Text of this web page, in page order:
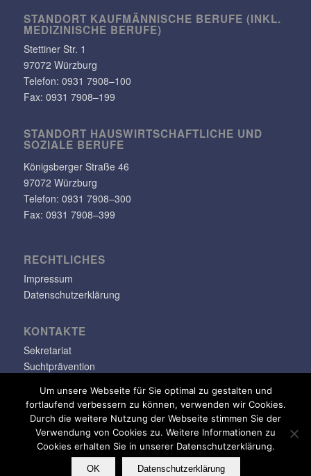
STANDORT KAUF­MÄN­NI­SCHE BERUFE (INKL.
MEDI­ZI­NI­SCHE BERUFE)
Stet­tiner Str. 1
97072 Würzburg
Telefon: 0931 7908–100
Fax: 0931 7908–199
STANDORT HAUS­WIRT­SCHAFT­LICHE UND
SOZIALE BERUFE
Königs­berger Straße 46
97072 Würzburg
Telefon: 0931 7908–300
Fax: 0931 7908–399
RECHT­LI­CHES
Impressum
Datenschutzerklärung
KONTAKTE
Sekretariat
Suchtprävention
info@klara-oppenheimer-schule.de
Um unsere Webseite für Sie optimal zu gestalten und
fortlaufend verbessern zu können, verwenden wir Cookies.
Durch die weitere Nutzung der Webseite stimmen Sie der
Verwendung von Cookies zu. Weitere Informationen zu
Cookies erhalten Sie in unserer Datenschutzerklärung.
OK Datenschutzerklärung